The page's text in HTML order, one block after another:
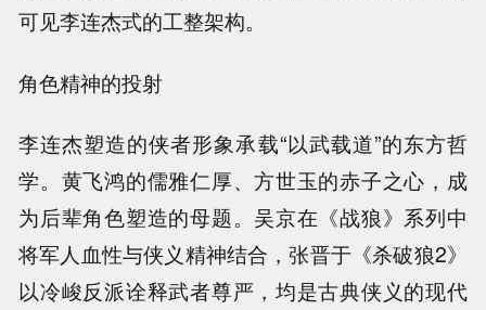
可见李连杰式的工整架构。
角色精神的投射
李连杰塑造的侠者形象承载“以武载道”的东方哲
学。黄飞鸿的儒雅仁厚、方世玉的赤子之心，成
为后辈角色塑造的母题。吴京在《战狼》系列中
将军人血性与侠义精神结合，张晋于《杀破狼2》
以冷峻反派诠释武者尊严，均是古典侠义的现代